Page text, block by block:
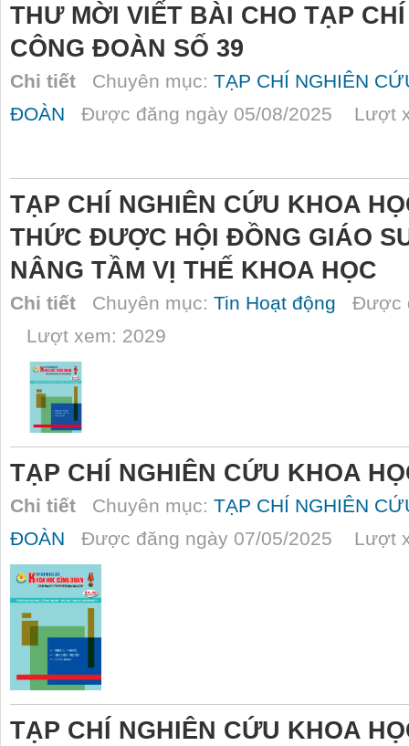
THƯ MỜI VIẾT BÀI CHO TẠP
CÔNG ĐOÀN SỐ 39
Chi tiết Chuyên mục: TẠP CHÍ NGHIÊN
ĐOÀN Được đăng ngày 05/08/2025 Lượt
TẠP CHÍ NGHIÊN CỨU KHOA
THỨC ĐƯỢC HỘI ĐỒNG GIÁO
NÂNG TẦM VỊ THẾ KHOA HỌC
Chi tiết Chuyên mục: Tin Hoạt động Được
Lượt xem: 2029
TẠP CHÍ NGHIÊN CỨU KHOA
Chi tiết Chuyên mục: TẠP CHÍ NGHIÊN
ĐOÀN Được đăng ngày 07/05/2025 Lượt
TẠP CHÍ NGHIÊN CỨU KHOA